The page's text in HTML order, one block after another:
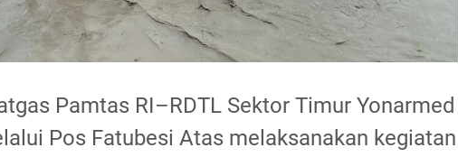
Pamtas RI–RDTL Sektor Timur Yonarmed
Pos Fatubesi Atas melaksanakan kegiatan